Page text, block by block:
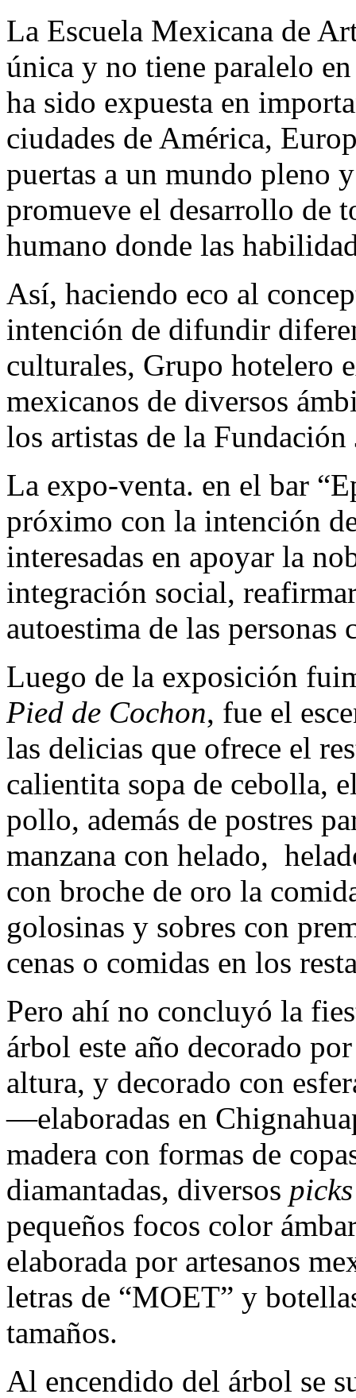
La Escuela Mexicana de
única y no tiene paralelo
ha sido expuesta en
ciudades de América,
puertas a un mundo pleno
promueve el desarrollo de
humano donde las
Así, haciendo eco al
intención de difundir
culturales, Grupo hotelero
mexicanos de diversos
los artistas de la
La expo-venta. en el bar
próximo con la intención
interesadas en apoyar la
integración social,
autoestima de las
Luego de la exposición
Pied de Cochon, fue el
las delicias que ofrece el
calientita sopa de cebolla,
pollo, además de postres
manzana con helado,
con broche de oro la
golosinas y sobres con
cenas o comidas en los
Pero ahí no concluyó la
árbol este año decorado
altura, y decorado con
—elaboradas en
madera con formas de
diamantadas, diversos picks
pequeños focos color
elaborada por artesanos
letras de “MOET” y
tamaños.
Al encendido del árbol se